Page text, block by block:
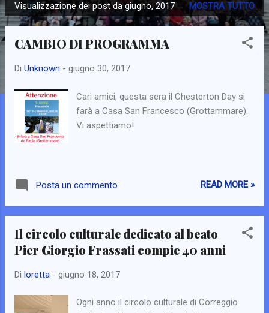
P
o
Visualizzazione dei post da giugno, 2017 MOSTRA TUTTO
CAMBIO DI PROGRAMMA
Di Unknown - giugno 30, 2017
Cari amici, questa sera il Chesterton Day si
farà a Casa San Francesco (Grottammare).
Vi aspettiamo!
Posta un commento READ MORE »
Il circolo culturale dedicato al beato
Pier Giorgio Frassati compie 40 anni
Di loretta - giugno 18, 2017
Ogni anno il circolo culturale di Correggio